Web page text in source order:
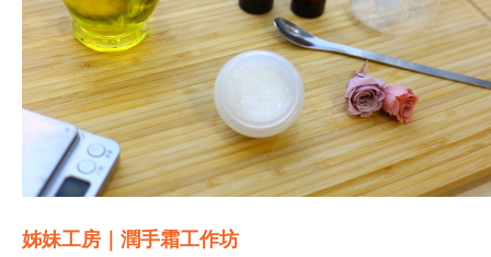
姊妹工房｜潤手霜工作坊